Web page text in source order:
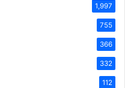
1,997
755
366
332
112